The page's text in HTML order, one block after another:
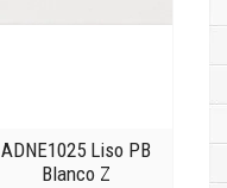
ADNE1025 Liso PB
Blanco Z